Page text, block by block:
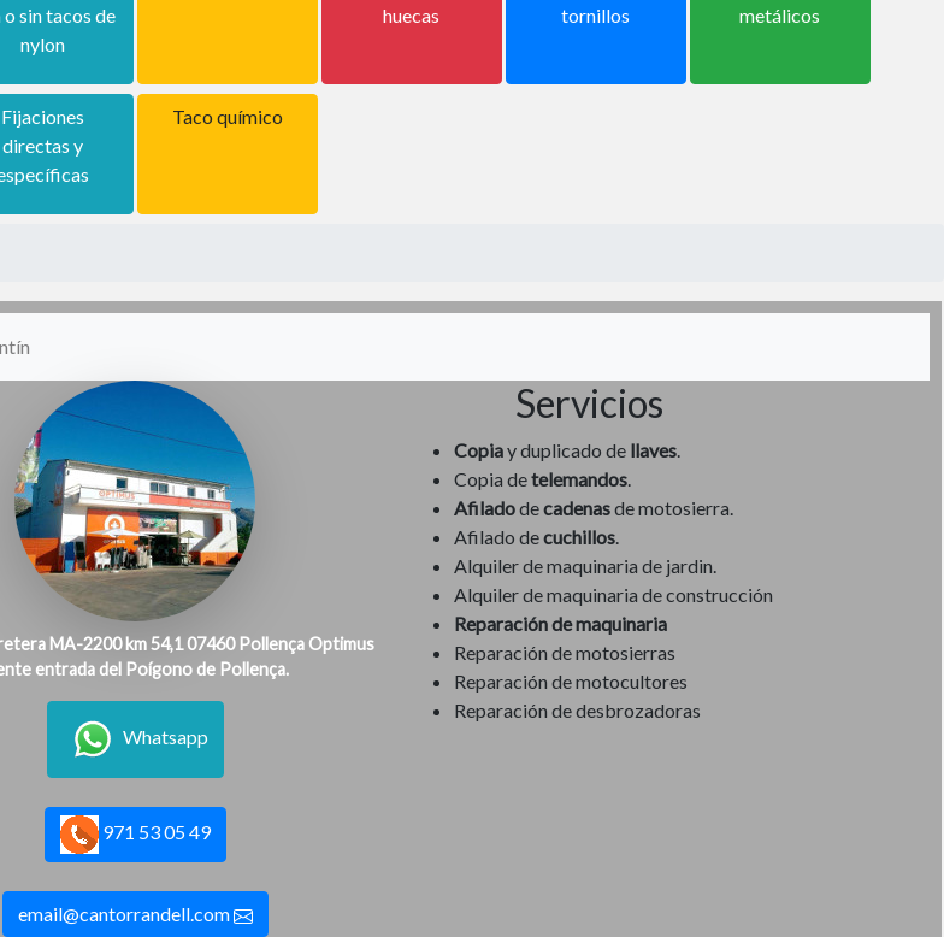
o sin tacos de
nylon
huecas
tornillos
metálicos
Fijaciones
directas y
Taco químico
MA-2200 km 54,1 07460 Pollença Optimus
entrada del Poígono de Pollença.
Whatsapp
971 53 05 49
email@cantorrandell.com
Servicios
Copiay duplicado de llaves.
Copia detelemandos.
Afiladodecadenasde motosierra.
Afilado decuchillos.
Alquiler de maquinaria de jardin.
Alquiler de maquinaria de construcción
Reparación de maquinaria
Reparación de motosierras
Reparación de motocultores
Reparación de desbrozadoras